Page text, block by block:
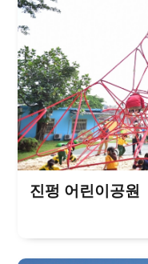
진펑 어린이공원